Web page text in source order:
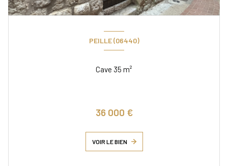
PEILLE (06440)
Cave 35 m²
36 000 €
VOIR LE BIEN